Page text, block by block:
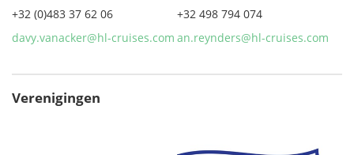
+32 (0)483 37 62 06
davy.vanacker@hl-cruises.com
+32 498 794 074
an.reynders@hl-cruises.com
Verenigingen